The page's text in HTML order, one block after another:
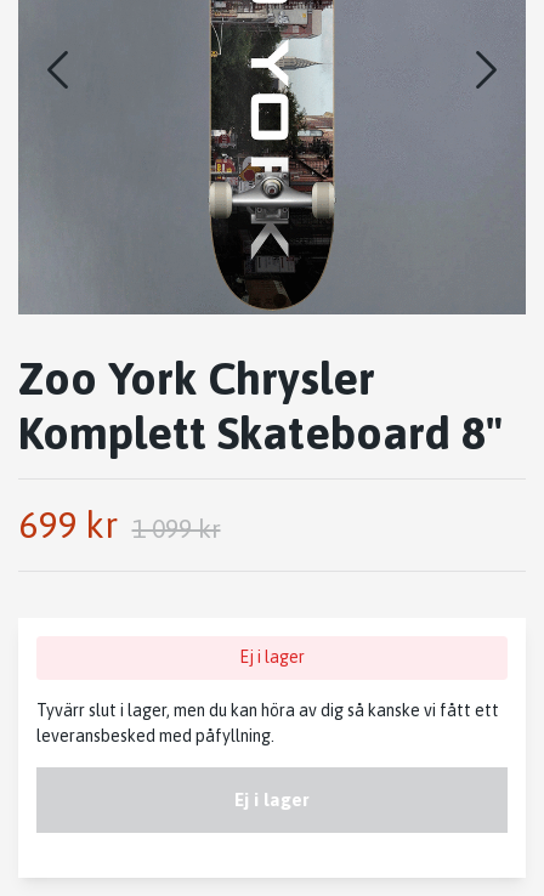
Zoo York Chrysler
Komplett Skateboard 8"
699 kr 1 099 kr
Ej i lager
Tyvärr slut i lager, men du kan höra av dig så kanske vi fått ett
leveransbesked med påfyllning.
Ej i lager